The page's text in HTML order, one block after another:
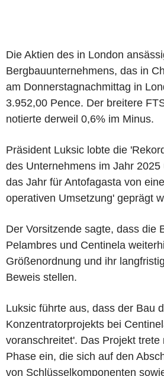
Die Aktien des in London
Bergbauunternehmens, das in
am Donnerstagnachmittag in
3.952,00 Pence. Der breitere
notierte derweil 0,6% im Minus.
Präsident Luksic lobte die
des Unternehmens im Jahr
das Jahr für Antofagasta von
operativen Umsetzung' geprägt
Der Vorsitzende sagte, dass die
Pelambres und Centinela
Größenordnung und ihr
Beweis stellen.
Luksic führte aus, dass der Bau
Konzentratorprojekts bei
voranschreitet'. Das Projekt trete
Phase ein, die sich auf den
von Schlüsselkomponenten